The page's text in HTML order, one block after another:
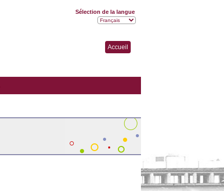
Accueil
Sélection de la langue